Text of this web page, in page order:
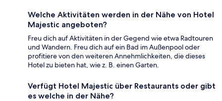
Welche Aktivitäten werden in der Nähe von Hotel
Majestic angeboten?
Freu dich auf Aktivitäten in der Gegend wie etwa Radtouren
und Wandern. Freu dich auf ein Bad im Außenpool oder
profitiere von den weiteren Annehmlichkeiten, die dieses
Hotel zu bieten hat, wie z. B. einen Garten.
Verfügt Hotel Majestic über Restaurants oder gibt
es welche in der Nähe?